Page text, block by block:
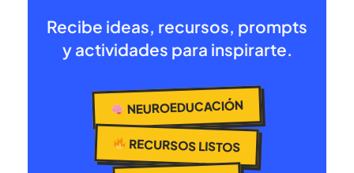
Recibe ideas, recursos, prompts
y actividades para inspirarte.
NEUROEDUCACIÓN
RECURSOS LISTOS